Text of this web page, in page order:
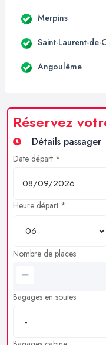
Merpins
Saint-Laurent-de-
Angoulême
Réservez
Détails passager
Date départ *
Heure départ *
Nombre de places
Bagages en soutes